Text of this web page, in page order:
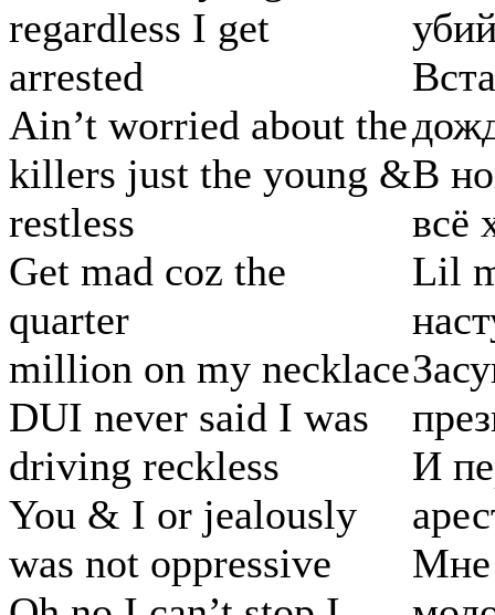
regardless I get
arrested
Ain’t worried about the
killers just the young &
restless
Get mad coz the
quarter
million on my necklace
DUI never said I was
driving reckless
You & I or jealously
was not oppressive
В
всё
Lil
И
Мне